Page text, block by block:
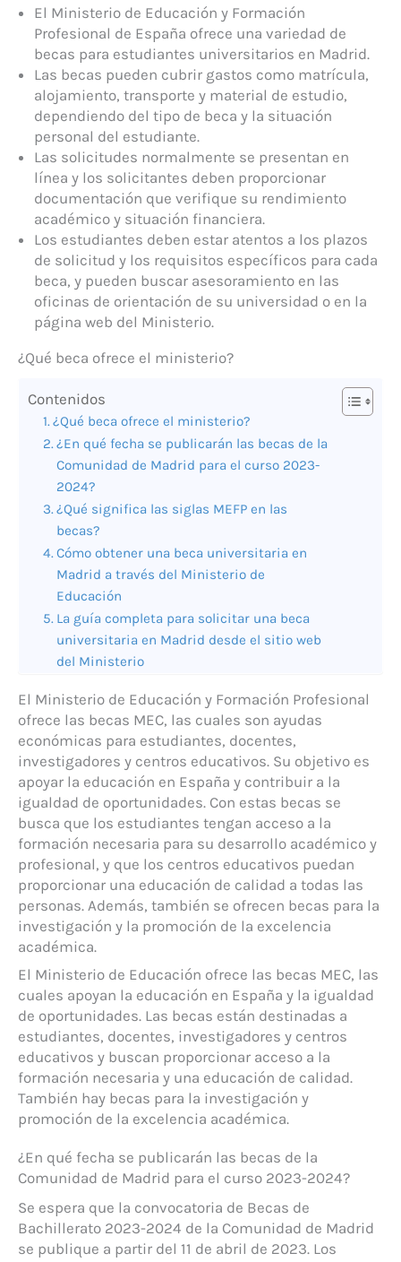
El Ministerio de Educación y Formación
Profesional de España ofrece una variedad de
becas para estudiantes universitarios en Madrid.
Las becas pueden cubrir gastos como matrícula,
alojamiento, transporte y material de estudio,
dependiendo del tipo de beca y la situación
personal del estudiante.
Las solicitudes normalmente se presentan en
línea y los solicitantes deben proporcionar
documentación que verifique su rendimiento
académico y situación financiera.
Los estudiantes deben estar atentos a los plazos
de solicitud y los requisitos específicos para cada
beca, y pueden buscar asesoramiento en las
oficinas de orientación de su universidad o en la
página web del Ministerio.
¿Qué beca ofrece el ministerio?
Contenidos
¿Qué beca ofrece el ministerio?
¿En qué fecha se publicarán las becas de la
Comunidad de Madrid para el curso 2023-
2024?
¿Qué significa las siglas MEFP en las
becas?
Cómo obtener una beca universitaria en
Madrid a través del Ministerio de
Educación
La guía completa para solicitar una beca
universitaria en Madrid desde el sitio web
del Ministerio
El Ministerio de Educación y Formación Profesional
ofrece las becas MEC, las cuales son ayudas
económicas para estudiantes, docentes,
investigadores y centros educativos. Su objetivo es
apoyar la educación en España y contribuir a la
igualdad de oportunidades. Con estas becas se
busca que los estudiantes tengan acceso a la
formación necesaria para su desarrollo académico y
profesional, y que los centros educativos puedan
proporcionar una educación de calidad a todas las
personas. Además, también se ofrecen becas para la
investigación y la promoción de la excelencia
académica.
El Ministerio de Educación ofrece las becas MEC, las
cuales apoyan la educación en España y la igualdad
de oportunidades. Las becas están destinadas a
estudiantes, docentes, investigadores y centros
educativos y buscan proporcionar acceso a la
formación necesaria y una educación de calidad.
También hay becas para la investigación y
promoción de la excelencia académica.
¿En qué fecha se publicarán las becas de la
Comunidad de Madrid para el curso 2023-2024?
Se espera que la convocatoria de Becas de
Bachillerato 2023-2024 de la Comunidad de Madrid
se publique a partir del 11 de abril de 2023. Los